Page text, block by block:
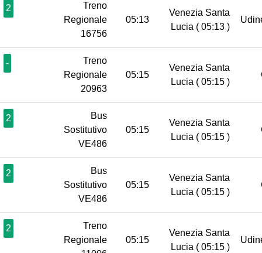
2
Treno
Regionale
16756
05:13
Venezia Santa
Lucia ( 05:13 )
-
Treno
Regionale
20963
05:15
Venezia Santa
Lucia ( 05:15 )
2
Bus
Sostitutivo
VE486
05:15
Venezia Santa
Lucia ( 05:15 )
2
Bus
Sostitutivo
VE486
05:15
Venezia Santa
Lucia ( 05:15 )
2
Treno
Regionale
05:15
Venezia Santa
Lucia ( 05:15 )